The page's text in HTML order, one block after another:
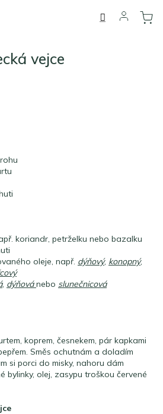
vejce
koriandr, petrželku nebo bazalku
oleje, např. dýňový, konopný,
, dýňovánebo slunečnicová
koprem, česnekem, pár kapkami
Směs ochutnám a doladím
si porci do misky, nahoru dám
bylinky, olej, zasypu troškou červené